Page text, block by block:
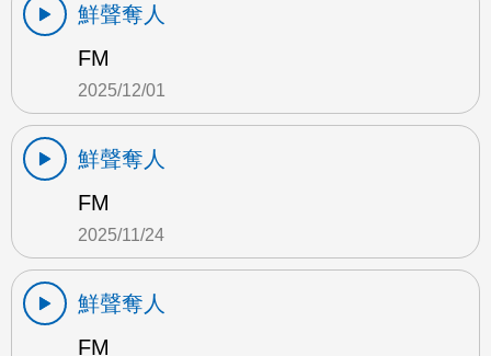
鮮聲奪人
FM
2025/12/01
鮮聲奪人
FM
2025/11/24
鮮聲奪人
FM